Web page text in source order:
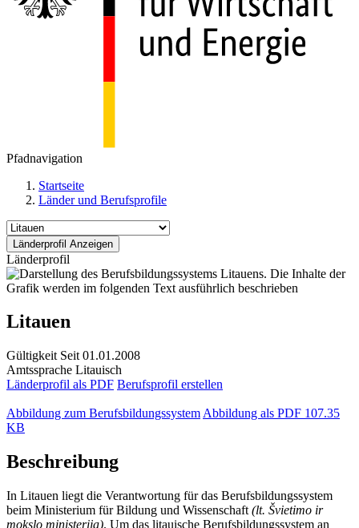
Pfadnavigation
Startseite
Länder und Berufsprofile
Länderprofil
Litauen
Gültigkeit Seit 01.01.2008
Amtssprache Litauisch
Länderprofil als PDF Berufsprofil erstellen
Abbildung zum Berufsbildungssystem Abbildung als PDF 107.35
KB
Beschreibung
In Litauen liegt die Verantwortung für das Berufsbildungssystem
beim Ministerium für Bildung und Wissenschaft (lt. Švietimo ir
mokslo ministerija). Um das litauische Berufsbildungssystem an